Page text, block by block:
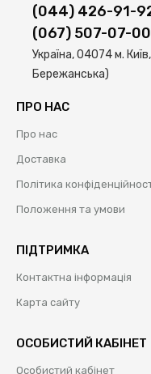
(044) 426-91-
(067) 507-07-00
Україна, 04074 м.
Бережанська)
ПРО НАС
Про нас
Доставка
Політика
Положення та умови
ПІДТРИМКА
Контактна інформація
Карта сайту
ОСОБИСТИЙ КАБІНЕТ
Особистий кабінет